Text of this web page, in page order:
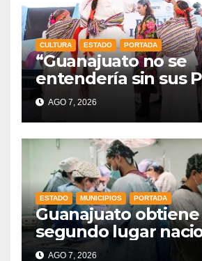
CULTURA ESTADO PORTADA
“Guanajuato no se
entendería sin sus
Indígenas”: Libia
fortalece el orgullo
AGO 7, 2026
ESTADO MUNICIPIOS PORTADA
Guanajuato
segundo lugar
procuración de
AGO 7, 2026